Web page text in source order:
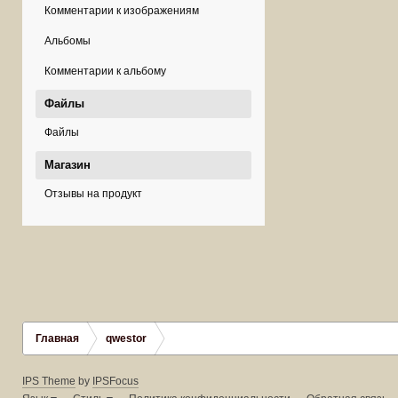
Комментарии к изображениям
Альбомы
Комментарии к альбому
Файлы
Файлы
Магазин
Отзывы на продукт
Главная qwestor
IPS Theme by IPSFocus